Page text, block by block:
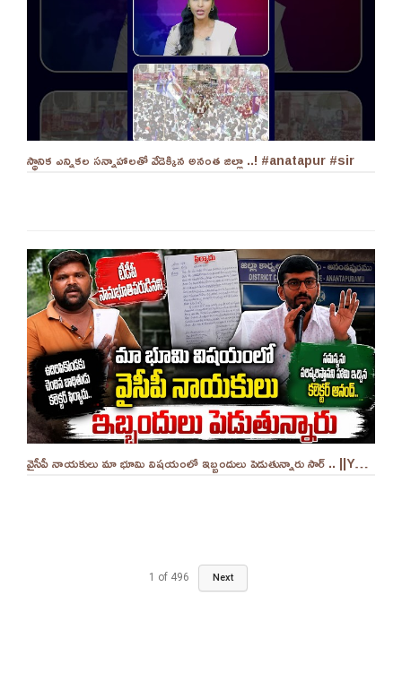
స్థానిక ఎన్నికల సన్నాహాలతో వేడెక్కిన అనంత జిల్లా ..! #anatapur #sir
వైసీపీ నాయకులు మా భూమి విషయంలో ఇబ్బందులు పెడుతున్నారు సార్ .. ||YES 9TV
1 of 496 Next